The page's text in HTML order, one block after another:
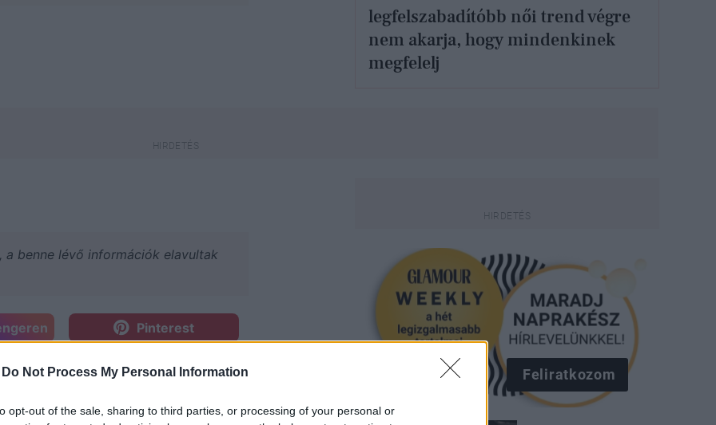
Do Not Process My Personal Information
opt-out of the sale, sharing to third parties, or processing of your personal or
legfelszabadítóbb női trend végre
nem akarja, hogy mindenkinek
megfelelj
benne lévő információk elavultak
Pinterest
kergeti őrületbe a
Feliratkozom